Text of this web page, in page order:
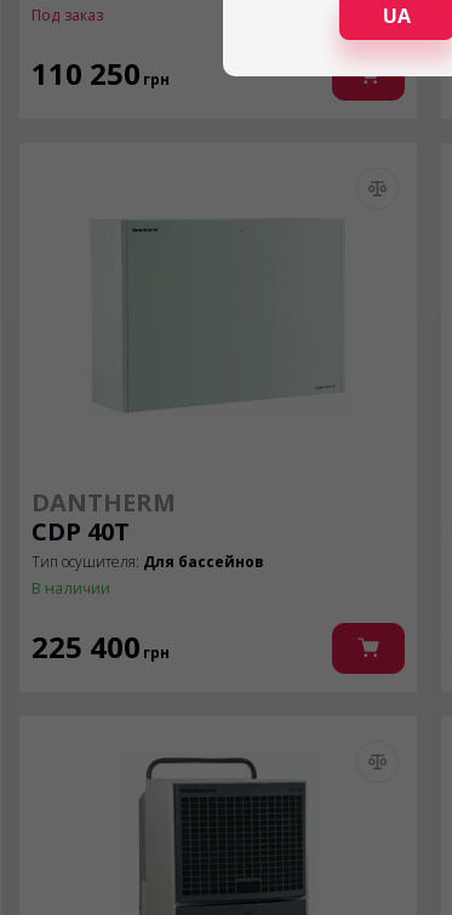
Под заказ
110 250 грн
DANTHERM
CDP 40Т
Тип осушителя: Для бассейнов
В наличии
225 400 грн
UA